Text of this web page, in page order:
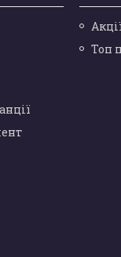
Топ